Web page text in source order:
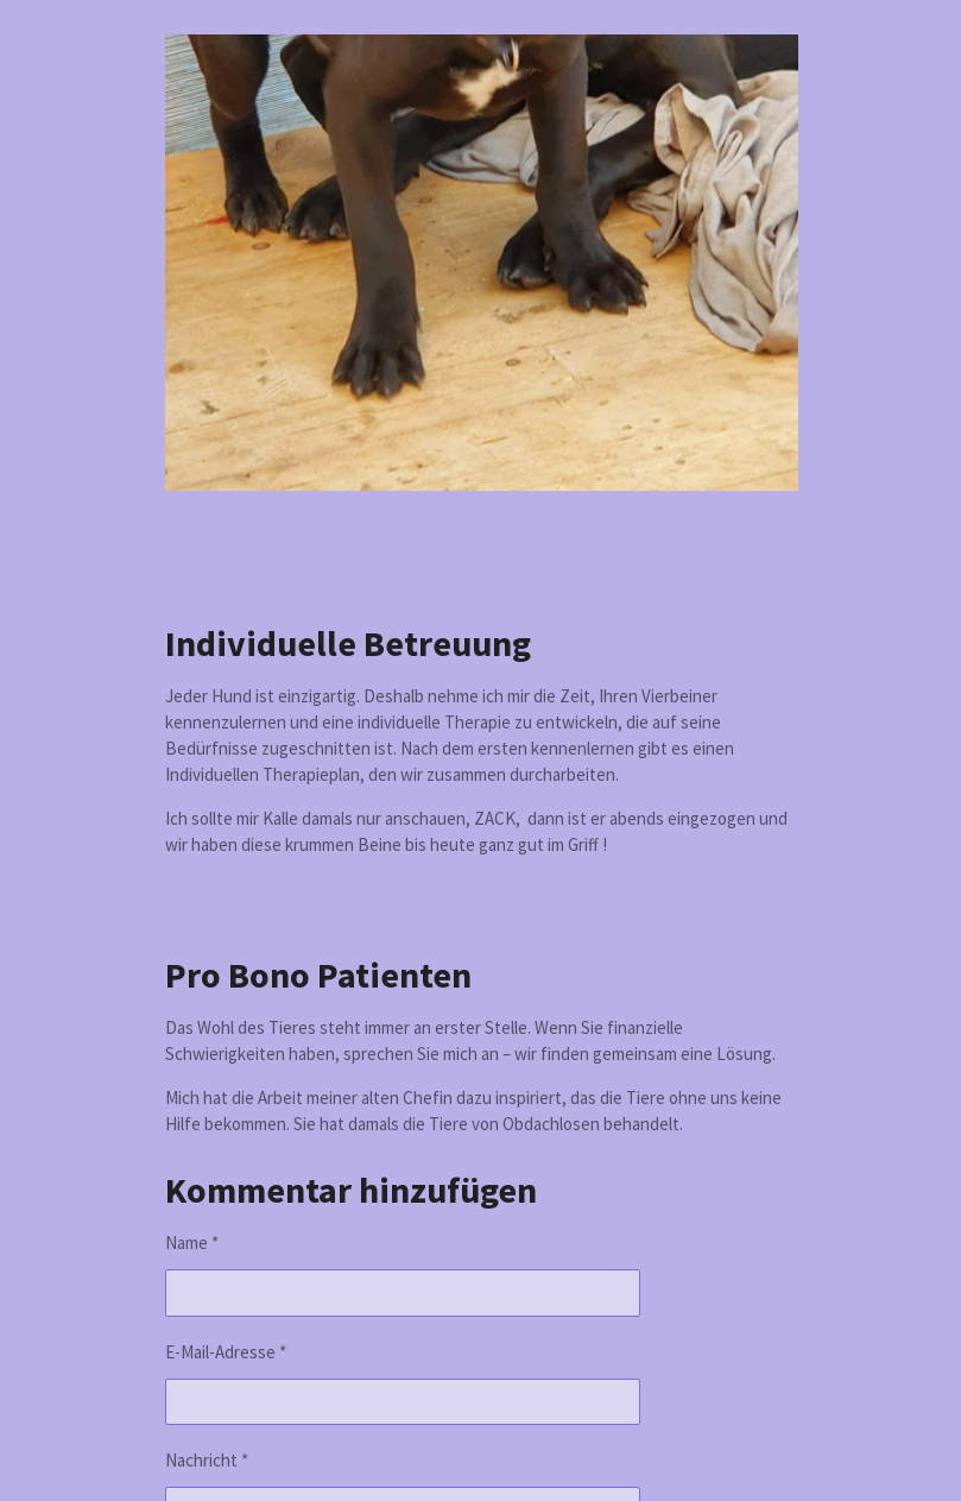
Individuelle Betreuung
Jeder Hund ist einzigartig. Deshalb nehme ich mir die Zeit, Ihren Vierbeiner
kennenzulernen und eine individuelle Therapie zu entwickeln, die auf seine
Bedürfnisse zugeschnitten ist. Nach dem ersten kennenlernen gibt es einen
Individuellen Therapieplan, den wir zusammen durcharbeiten.
Ich sollte mir Kalle damals nur anschauen, ZACK, dann ist er abends eingezogen und
wir haben diese krummen Beine bis heute ganz gut im Griff !
Pro Bono Patienten
Das Wohl des Tieres steht immer an erster Stelle. Wenn Sie finanzielle
Schwierigkeiten haben, sprechen Sie mich an – wir finden gemeinsam eine Lösung.
Mich hat die Arbeit meiner alten Chefin dazu inspiriert, das die Tiere ohne uns keine
Hilfe bekommen. Sie hat damals die Tiere von Obdachlosen behandelt.
Kommentar hinzufügen
Name *
E-Mail-Adresse *
Nachricht *